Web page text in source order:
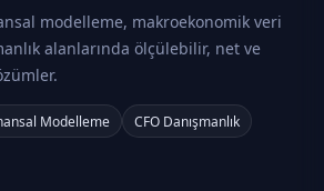
modelleme, makroekonomik veri
alanlarında ölçülebilir, net ve
Modelleme
CFO Danışmanlık